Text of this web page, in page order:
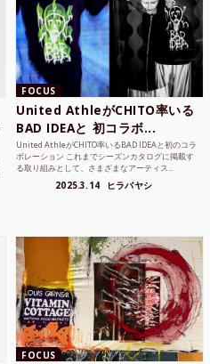
FOCUS
United AthleがCHITO率いる
BAD IDEAと 初コラボ...
United AthleがCHITO率いるBAD IDEAと初のコラ
ボレーション これまでシーズンカタログに掲載す
る取り組みとして、さまざまなアーティス...
2025.3.14 ヒラバヤシ
FOCUS